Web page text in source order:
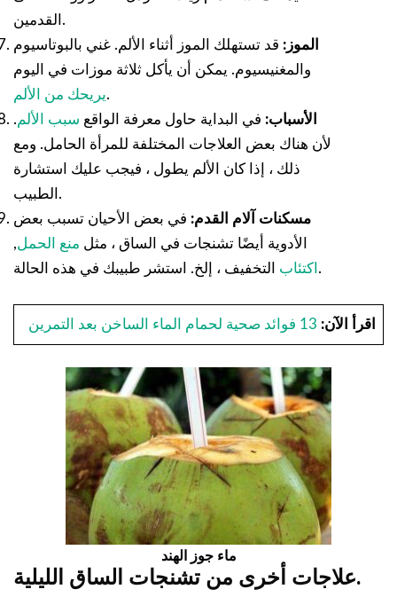
القدمين.
الموز: قد تستهلك الموز أثناء الألم. غني بالبوتاسيوم
والمغنيسيوم. يمكن أن يأكل ثلاثة موزات في اليوم
يريحك من الألم.
الأسباب: في البداية حاول معرفة الواقع سبب الألم.
لأن هناك بعض العلاجات المختلفة للمرأة الحامل. ومع
ذلك ، إذا كان الألم يطول ، فيجب عليك استشارة
الطبيب.
مسكنات آلام القدم: في بعض الأحيان تسبب بعض
الأدوية أيضًا تشنجات في الساق ، مثل منع الحمل,
اكتئاب التخفيف ، إلخ. استشر طبيبك في هذه الحالة.
اقرأ الآن: 13 فوائد صحية لحمام الماء الساخن بعد التمرين
ماء جوز الهند
علاجات أخرى من تشنجات الساق الليلية.